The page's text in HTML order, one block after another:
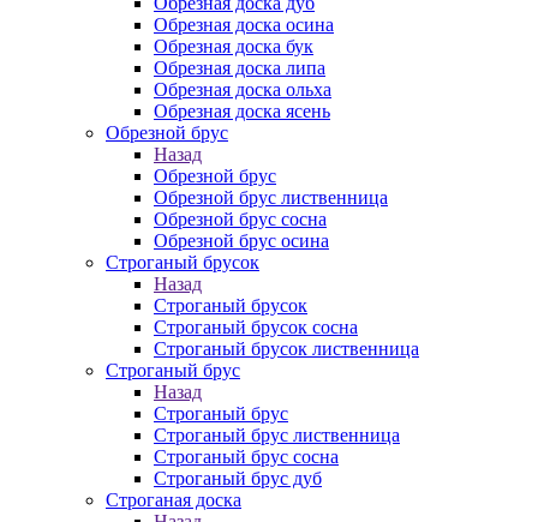
Обрезная доска осина
Обрезная доска бук
Обрезная доска липа
Обрезная доска ольха
Обрезная доска ясень
Обрезной брус
Назад
Обрезной брус
Обрезной брус лиственница
Обрезной брус сосна
Обрезной брус осина
Строганый брусок
Назад
Строганый брусок
Строганый брусок сосна
Строганый брусок лиственница
Строганый брус
Назад
Строганый брус
Строганый брус лиственница
Строганый брус сосна
Строганый брус дуб
Строганая доска